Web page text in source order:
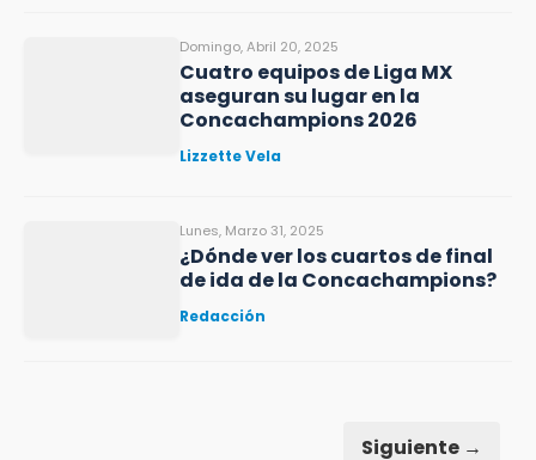
Domingo, Abril 20, 2025
Cuatro equipos de Liga MX
aseguran su lugar en la
Concachampions 2026
Lizzette Vela
Lunes, Marzo 31, 2025
¿Dónde ver los cuartos de final
de ida de la Concachampions?
Redacción
Siguiente →